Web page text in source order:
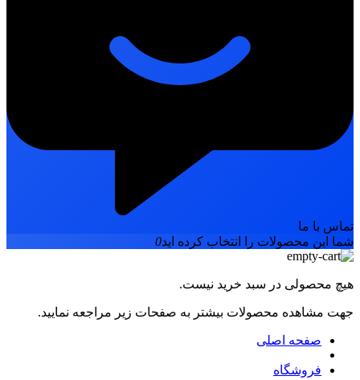
تماس با ما
شما این محصولات را انتخاب کرده اید0
هیچ محصولی در سبد خرید نیست.
جهت مشاهده محصولات بیشتر به صفحات زیر مراجعه نمایید.
صفحه اصلی
فروشگاه